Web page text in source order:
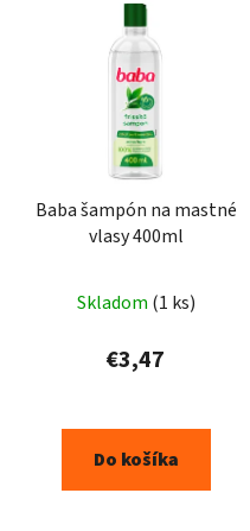
Baba šampón na mastné
vlasy 400ml
Skladom (1 ks)
€3,47
Do košíka